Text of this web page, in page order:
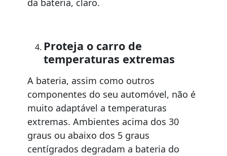
da bateria, claro.
Proteja o carro de
temperaturas extremas
A bateria, assim como outros
componentes do seu automóvel, não é
muito adaptável a temperaturas
extremas. Ambientes acima dos 30
graus ou abaixo dos 5 graus
centígrados degradam a bateria do